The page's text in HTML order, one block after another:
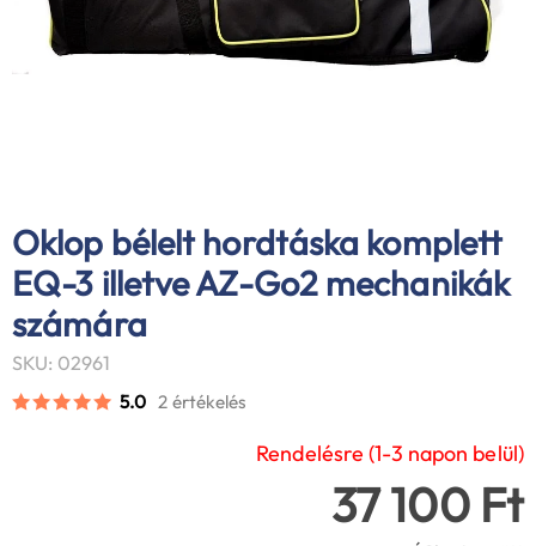
Oklop bélelt hordtáska komplett
EQ-3 illetve AZ-Go2 mechanikák
számára
SKU: 02961
5.0 2 értékelés
Rendelésre (1-3 napon belül)
37 100 Ft